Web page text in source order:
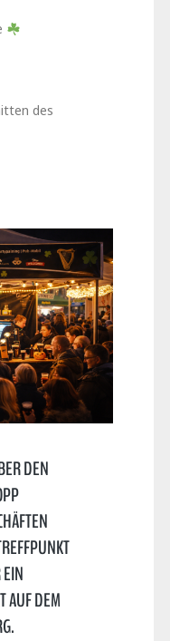
des
DEN
AUF DEM